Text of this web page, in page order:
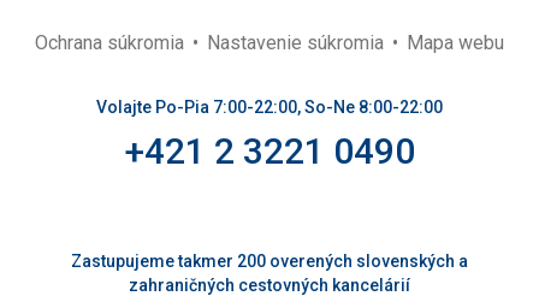
Ochrana súkromia Nastavenie súkromia Mapa webu
Volajte Po-Pia 7:00-22:00, So-Ne 8:00-22:00
+421 2 3221 0490
Zastupujeme takmer 200 overených slovenských a
zahraničných cestovných kancelárií